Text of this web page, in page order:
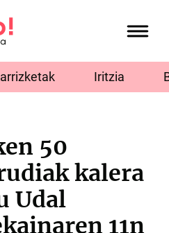
Iritzia
50
kalera
Udal
11n